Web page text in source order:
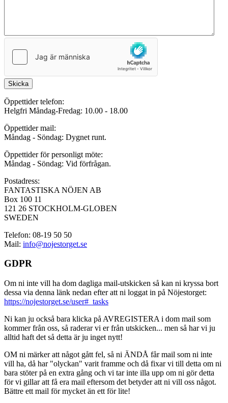
Skicka
Öppettider telefon:
Helgfri Måndag-Fredag: 10.00 - 18.00
Öppettider mail:
Måndag - Söndag: Dygnet runt.
Öppettider för personligt möte:
Måndag - Söndag: Vid förfrågan.
Postadress:
FANTASTISKA NÖJEN AB
Box 100 11
121 26 STOCKHOLM-GLOBEN
SWEDEN
Telefon: 08-19 50 50
Mail: info@nojestorget.se
GDPR
Om ni inte vill ha dom dagliga mail-utskicken så kan ni kryssa bort
dessa via denna länk nedan efter att ni loggat in på Nöjestorget:
https://nojestorget.se/user#_tasks
Ni kan ju också bara klicka på AVREGISTERA i dom mail som
kommer från oss, så raderar vi er från utskicken... men så har vi ju
alltid haft det så detta är ju inget nytt!
OM ni märker att något gått fel, så ni ÄNDÅ får mail som ni inte
vill ha, då har "olyckan" varit framme och då fixar vi till detta om ni
bara stöter på en extra gång och vi tar inte illa upp om ni gör detta
för vi gillar att få era mail eftersom det betyder att ni vill oss något.
Bättre ett mail för mycket än ett för lite!